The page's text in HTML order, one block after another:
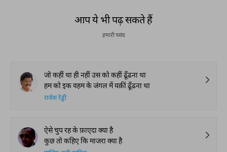
आप ये भी पढ़ सकते हैं
हमारी पसंद
जो कहीं था ही नहीं उस को कहीं ढूँढना था
हम को इक वहम के जंगल में यक़ीं ढूँढना था
राजेश रेड्डी
ऐसे चुप रह के फ़ाएदा क्या है
कुछ तो कहिए कि माजरा क्या है